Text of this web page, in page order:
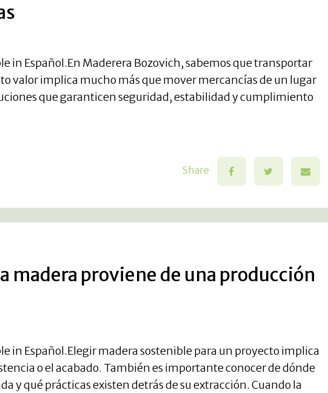
in Español.En Maderera Bozovich, sabemos que transportar
valor implica mucho más que mover mercancías de un lugar
que garanticen seguridad, estabilidad y cumplimiento
Share
madera proviene de una producción
in Español.Elegir madera sostenible para un proyecto implica
o el acabado. También es importante conocer de dónde
y qué prácticas existen detrás de su extracción. Cuando la